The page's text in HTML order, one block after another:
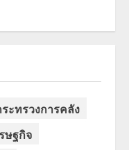
ะทรวงการคลัง
ษฐกิจ